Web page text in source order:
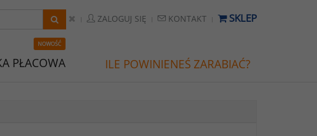
ZALOGUJ SIĘ KONTAKT SKLEP
NOWOŚĆ
PŁACOWA ILE POWINIENEŚ ZARABIAĆ?